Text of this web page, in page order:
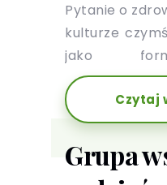
Pytanie o
kulturze
jako
zdrowia
Czytaj
Grupa